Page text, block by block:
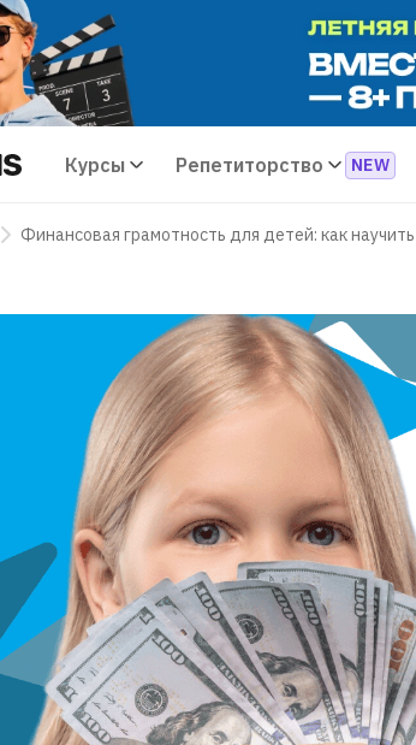
Курсы Репетиторство
Финансовая грамотность для детей: как